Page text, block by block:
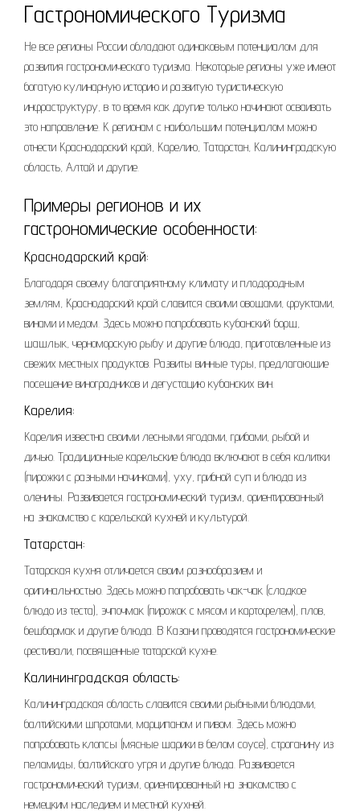
Гастрономического Туризма
Не все регионы России обладают одинаковым потенциалом для
развития гастрономического туризма. Некоторые регионы уже имеют
богатую кулинарную историю и развитую туристическую
инфраструктуру, в то время как другие только начинают осваивать
это направление. К регионам с наибольшим потенциалом можно
отнести Краснодарский край, Карелию, Татарстан, Калининградскую
область, Алтай и другие.
Примеры регионов и их
гастрономические особенности:
Краснодарский край:
Благодаря своему благоприятному климату и плодородным
землям, Краснодарский край славится своими овощами, фруктами,
винами и медом. Здесь можно попробовать кубанский борщ,
шашлык, черноморскую рыбу и другие блюда, приготовленные из
свежих местных продуктов. Развиты винные туры, предлагающие
посещение виноградников и дегустацию кубанских вин.
Карелия:
Карелия известна своими лесными ягодами, грибами, рыбой и
дичью. Традиционные карельские блюда включают в себя калитки
(пирожки с разными начинками), уху, грибной суп и блюда из
оленины. Развивается гастрономический туризм, ориентированный
на знакомство с карельской кухней и культурой.
Татарстан:
Татарская кухня отличается своим разнообразием и
оригинальностью. Здесь можно попробовать чак-чак (сладкое
блюдо из теста), эчпочмак (пирожок с мясом и картофелем), плов,
бешбармак и другие блюда. В Казани проводятся гастрономические
фестивали, посвященные татарской кухне.
Калининградская область:
Калининградская область славится своими рыбными блюдами,
балтийскими шпротами, марципаном и пивом. Здесь можно
попробовать клопсы (мясные шарики в белом соусе), строганину из
пеламиды, балтийского угря и другие блюда. Развивается
гастрономический туризм, ориентированный на знакомство с
немецким наследием и местной кухней.